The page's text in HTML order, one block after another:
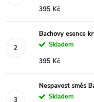
395 Kč
Bachovy esence
Skladem
395 Kč
Nespavost směs
Skladem